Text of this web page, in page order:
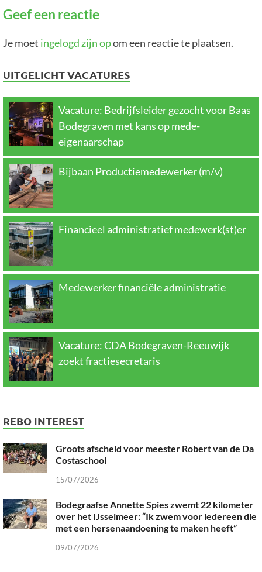
Geef een reactie
Je moet ingelogd zijn opom een reactie te plaatsen.
UITGELICHT VACATURES
Vacature: Bedrijfsleider gezocht voor Baas
Bodegraven met kans op mede-
eigenaarschap
Bijbaan Productiemedewerker (m/v)
Financieel administratief medewerk(st)er
Medewerker financiële administratie
Vacature: CDA Bodegraven-Reeuwijk
zoekt fractiesecretaris
REBO INTEREST
Groots afscheid voor meester Robert van de Da
Costaschool
15/07/2026
Bodegraafse Annette Spies zwemt 22 kilometer
over het IJsselmeer: “Ik zwem voor iedereen die
met een hersenaandoening te maken heeft”
09/07/2026